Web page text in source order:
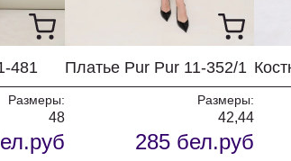
481
Размеры:
48
Платье Pur Pur 11-352/1
Размеры:
42,44
285 бел.руб